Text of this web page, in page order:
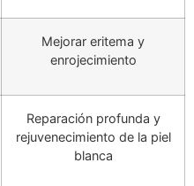
Mejorar eritema y
enrojecimiento
Reparación profunda y
rejuvenecimiento de la piel
blanca